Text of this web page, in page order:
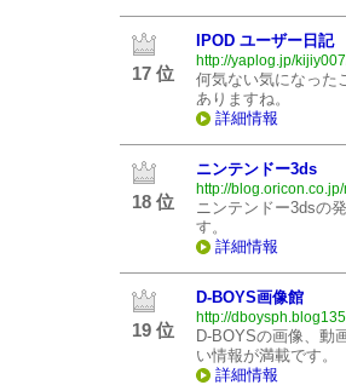
17 位
IPOD ユーザー日記
http://yaplog.jp/
何気ない気になった
ありますね。
詳細情報
18 位
ニンテンドー3ds
http://
ニンテンドー3dsの
す。
詳細情報
19 位
D-BOYS画像館
http://
D-BOYSの画像、動
い情報が満載です。
詳細情報